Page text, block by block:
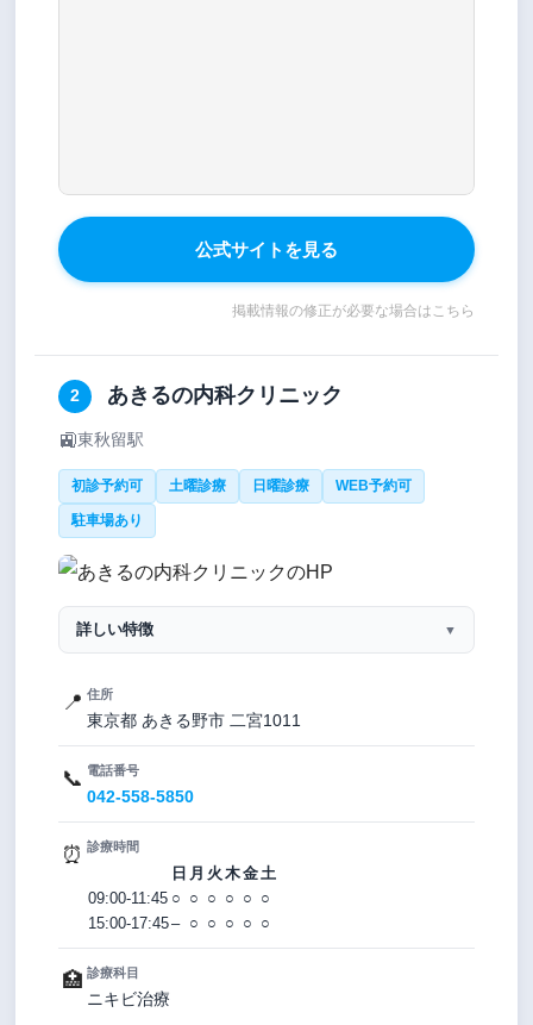
公式サイトを見る
掲載情報の修正が必要な場合はこちら
2 あきるの内科クリニック
🚉東秋留駅
初診予約可 土曜診療 日曜診療 WEB予約可
駐車場あり
詳しい特徴 ▼
📍 住所
東京都 あきる野市 二宮1011
📞 電話番号
042-558-5850
⏰ 診療時間
日 月 火 木金 土
09:00-11:45 ○ ○ ○ ○ ○ ○
15:00-17:45– ○ ○ ○ ○ ○
🏥 診療科目
ニキビ治療